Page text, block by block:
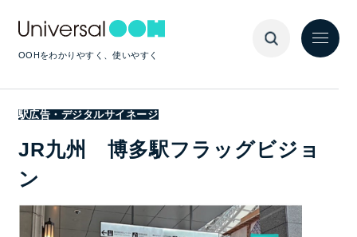
OOHをわかりやすく、使いやすく
駅広告・デジタルサイネージ
JR九州 博多駅フラッグビジョ
ン